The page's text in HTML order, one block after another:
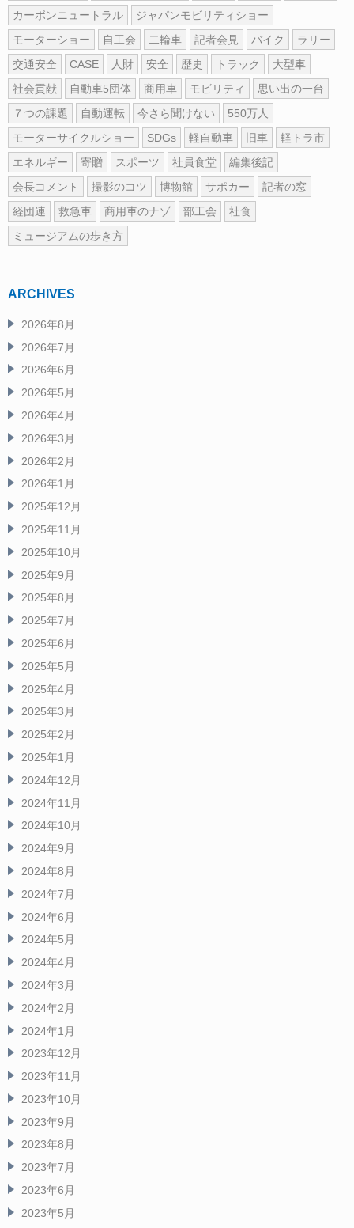
カーボンニュートラル
ジャパンモビリティショー
モーターショー
自工会 二輪車 記者会見 バイク
ラリー
交通安全
CASE 人財 安全 歴史 トラック
大型車
社会貢献
自動車5団体 商用車 モビリティ
思い出の一台
７つの課題
自動運転 今さら聞けない
550万人
モーターサイクルショー
SDGs 軽自動車 旧車
軽トラ市
エネルギー
寄贈 スポーツ 社員食堂
編集後記
会長コメント
撮影のコツ 博物館 サポカー
記者の窓
経団連
救急車 商用車のナゾ 部工会
社食
ミュージアムの歩き方
ARCHIVES
2026年8月
2026年7月
2026年6月
2026年5月
2026年4月
2026年3月
2026年2月
2026年1月
2025年12月
2025年11月
2025年10月
2025年9月
2025年8月
2025年7月
2025年6月
2025年5月
2025年4月
2025年3月
2025年2月
2025年1月
2024年12月
2024年11月
2024年10月
2024年9月
2024年8月
2024年7月
2024年6月
2024年5月
2024年4月
2024年3月
2024年2月
2024年1月
2023年12月
2023年11月
2023年10月
2023年9月
2023年8月
2023年7月
2023年6月
2023年5月